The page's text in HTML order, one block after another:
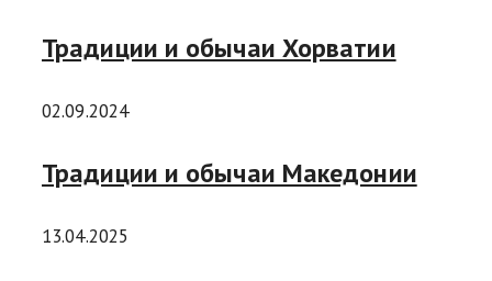
Традиции и обычаи Хорватии
02.09.2024
Традиции и обычаи Македонии
13.04.2025